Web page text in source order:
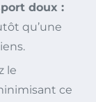
doux :
qu’une
le
ce